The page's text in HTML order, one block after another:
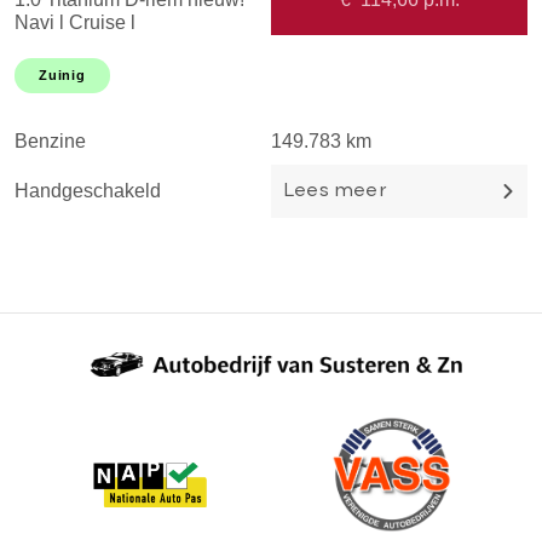
Navi l Cruise l
Keyless l Parkeerhulp l
Trekhaak l TOPSTAAT!
Zuinig
Benzine 149.783 km
Handgeschakeld Lees meer